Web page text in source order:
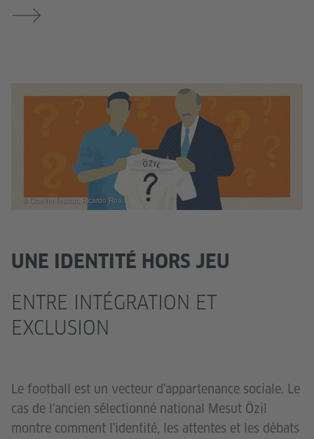
UNE IDENTITÉ HORS JEU
ENTRE INTÉGRATION ET
EXCLUSION
Le football est un vecteur d'appartenance sociale. Le
cas de l'ancien sélectionné national Mesut Özil
montre comment l'identité, les attentes et les débats
© Goethe-Institut, Ricardo Roa